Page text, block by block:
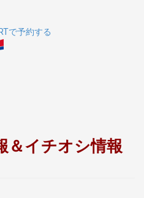
で予約する
＆イチオシ情報